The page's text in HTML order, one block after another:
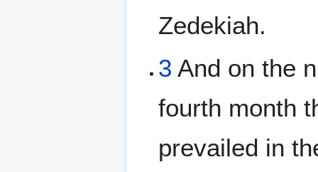
Zedekiah.
3 And on the
fourth month
prevailed in